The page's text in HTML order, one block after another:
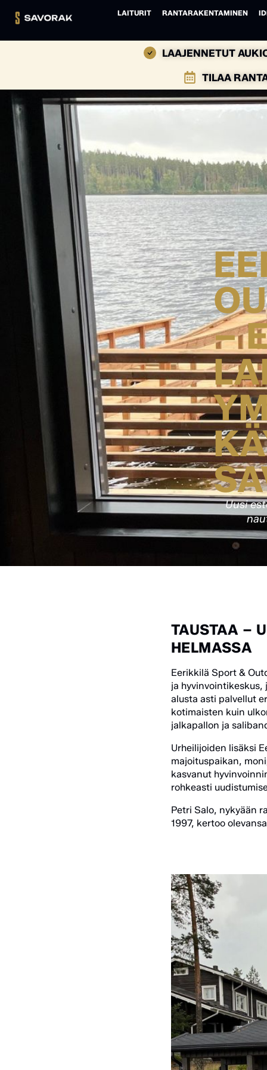
LAITURIT RANTARAKENTAMINEN
LAAJENNETUT
TILAA
–
Uusi
TAUSTAA –
HELMASSA
Eerikkilä Sport &
ja hyvinvointikeskus,
alusta asti palvellut
kotimaisten kuin
jalkapallon ja
Urheilijoiden lisäksi
majoituspaikan,
kasvanut
rohkeasti
Petri Salo, nykyään
1997, kertoo